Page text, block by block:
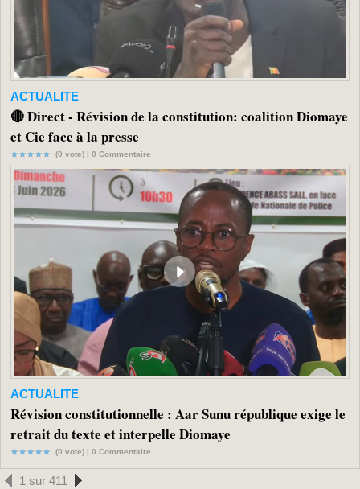
ACTUALITE
🔴 Direct - Révision de la constitution: coalition Diomaye
et Cie face à la presse
(0 vote) | 0 Commentaire
ACTUALITE
Révision constitutionnelle : Aar Sunu république exige le
retrait du texte et interpelle Diomaye
(0 vote) | 0 Commentaire
1 sur 411